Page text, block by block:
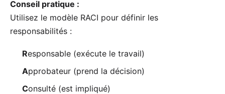
Conseil pratique :
Utilisez le modèle RACI pour définir les
responsabilités :
Responsable (exécute le travail)
Approbateur (prend la décision)
Consulté (est impliqué)